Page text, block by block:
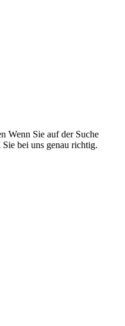
Wenn Sie auf der Suche
bei uns genau richtig.